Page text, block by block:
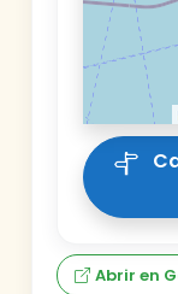
Abrir en